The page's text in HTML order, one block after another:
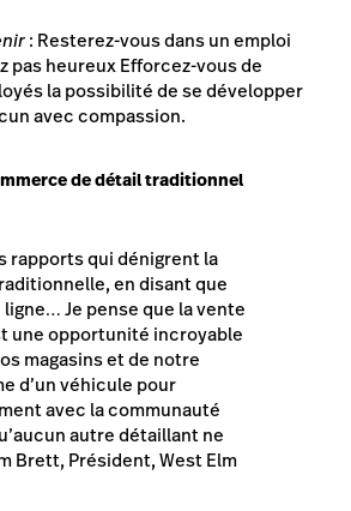
: Resterez-vous dans un emploi
pas heureux Efforcez-vous de
la possibilité de se développer
avec compassion.
de détail traditionnel
rapports qui dénigrent la
en disant que
Je pense que la vente
une opportunité incroyable
magasins et de notre
d’un véhicule pour
avec la communauté
autre détaillant ne
Brett, Président, West Elm